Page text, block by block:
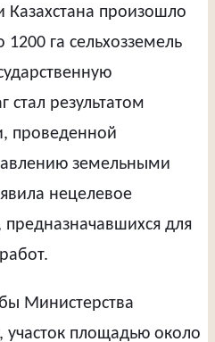
Казахстана произошло
га сельхозземель
стал результатом
проведенной
земельными
нецелевое
предназначавшихся для
Министерства
участок площадью около